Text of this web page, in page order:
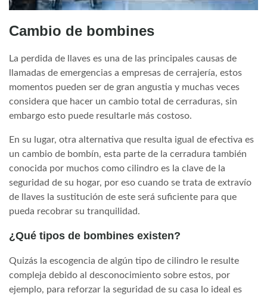
Cambio de bombines
La perdida de llaves es una de las principales causas de
llamadas de emergencias a empresas de cerrajería, estos
momentos pueden ser de gran angustia y muchas veces
considera que hacer un cambio total de cerraduras, sin
embargo esto puede resultarle más costoso.
En su lugar, otra alternativa que resulta igual de efectiva es
un cambio de bombín, esta parte de la cerradura también
conocida por muchos como cilindro es la clave de la
seguridad de su hogar, por eso cuando se trata de extravío
de llaves la sustitución de este será suficiente para que
pueda recobrar su tranquilidad.
¿Qué tipos de bombines existen?
Quizás la escogencia de algún tipo de cilindro le resulte
compleja debido al desconocimiento sobre estos, por
ejemplo, para reforzar la seguridad de su casa lo ideal es